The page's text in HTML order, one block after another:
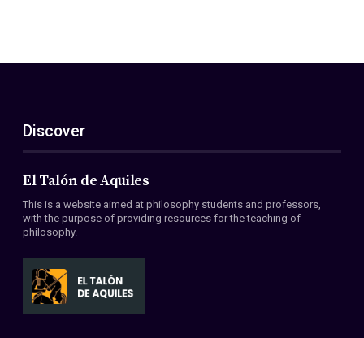
Discover
El Talón de Aquiles
This is a website aimed at philosophy students and professors,
with the purpose of providing resources for the teaching of
philosophy.